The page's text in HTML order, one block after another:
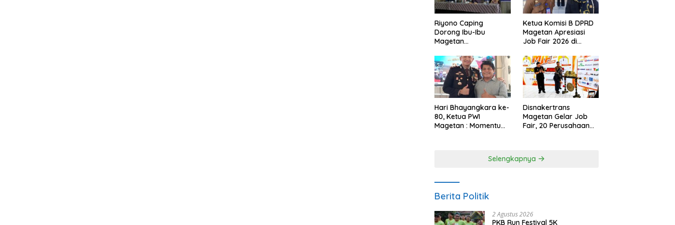
Riyono Caping
Dorong Ibu-Ibu
Magetan
Ikan, Perkuat Budaya
Gemar Makan Ikan
Ketua Komisi B DPRD
Magetan Apresiasi
Job Fair 2026 di
Anggaran
Hari Bhayangkara ke-
80, Ketua PWI
Magetan : Momentum
Disnakertrans
Magetan Gelar Job
Fair, 20 Perusahaan
Selengkapnya
Berita Politik
2 Agustus 2026
PKB Run Festival 5K